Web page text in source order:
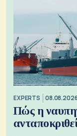
EXPERTS
Πώς η